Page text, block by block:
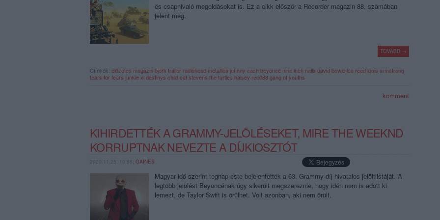
és csapnivaló megoldásokat is. Ez a cikk először a Recorder magazin 88. számában
jelent meg.
TOVÁBB →
Címkék: előzetes magazin björk trailer radiohead metallica johnny cash beyoncé nine inch nails david bowie lou reed louis armstrong
tears for fears junkie xldestinys childcat stevens the turtles halsey rec088gang of youths
komment
KIHIRDETTÉK A GRAMMY-JELÖLÉSEKET, MIRE THE WEEKND
KORRUPTNAK NEVEZTE A DÍJKIOSZTÓT
2020.11.25. 10:55, GAINES
Magyar idő szerint tegnap este bejelentették a 63. Grammy-díj hivatalos jelöltlistáját. A
legtöbb jelölést Beyoncénak úgy sikerült megszereznie, hogy idén nem is adott ki
lemezt, de Taylor Swift is örülhet. Volt azonban, aki nem örült.